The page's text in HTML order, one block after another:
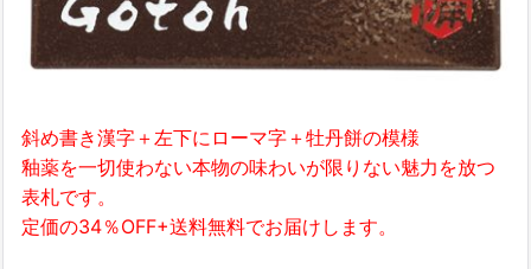
斜め書き漢字＋左下にローマ字＋牡丹餅の模様
釉薬を一切使わない本物の味わいが限りない魅力を放つ
表札です。
定価の34％OFF+送料無料でお届けします。